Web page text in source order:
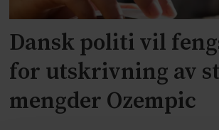
Dansk politi vil
for utskrivning av
mengder Ozempic